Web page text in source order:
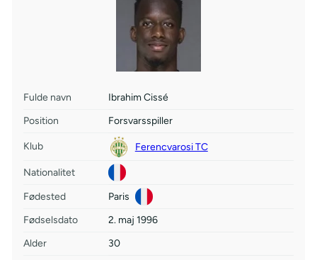
Fulde navn
Ibrahim Cissé
Position
Forsvarsspiller
Klub Ferencvarosi TC
Nationalitet
Fødested
Paris
Fødselsdato
2. maj 1996
Alder
30